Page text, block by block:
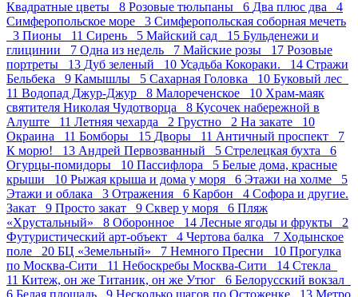
Квадратные цветы 8 Розовые тюльпаны 6 Два плюс два 4
Симферопольское море 3 Симферопольская соборная мечеть
3 Пионы 11 Сирень 5 Майский сад 15 Бульденежи и
глицинии 7 Одна из недель 7 Майские розы 17 Розовые
портреты 13 Дуб зеленый 10 Усадьба Кокораки. 14 Стражи
Бельбека 9 Камышлы 5 Сахарная Головка 10 Буковый лес
11 Водопад Джур-Джур 8 Малореченское 10 Храм-маяк
святителя Николая Чудотворца 8 Кусочек набережной в
Алуште 11 Летняя чехарда 2 Грустно 2 На закате 10
Окраина 11 Бомборы 15 Дворы 11 Античный проспект 7
К морю! 13 Андрей Первозванный 5 Стрелецкая бухта 6
Огурцы-помидоры 10 Пасcифлора 5 Белые дома, красные
крыши 10 Рыжая крыша и дома у моря 6 Этажи на холме 5
Этажи и облака 3 Отражения 6 Карбон 4 Софора и другие.
Закат 9 Просто закат 9 Сквер у моря 6 Пляж
«Хрустальный» 8 Оборонное 14 Лесные ягоды и фрукты 2
Футуристический арт-объект 4 Чертова балка 7 Ходынское
поле 20 БЦ «Земельный» 7 Немного Пресни 10 Прогулка
по Москва-Сити 11 Небоскребы Москва-Сити 14 Стекла
11 Китеж, он же Титаник, он же Утюг 6 Белорусский вокзал
6 Белая площадь 9 Несколько шагов по Остоженке 13 Метро